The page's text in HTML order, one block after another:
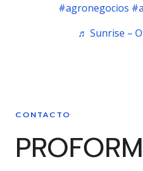
#agronegocios
♬ Sunrise –
CONTACTO